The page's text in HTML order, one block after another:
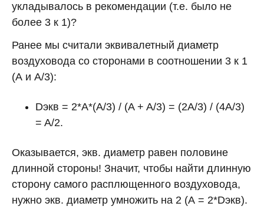
укладывалось в рекомендации (т.е. было не
более 3 к 1)?
Ранее мы считали эквивалетный диаметр
воздуховода со сторонами в соотношении 3 к 1
(А и А/3):
Dэкв = 2*A*(A/3) / (A + A/3) = (2A/3) / (4A/3)
= A/2.
Оказывается, экв. диаметр равен половине
длинной стороны! Значит, чтобы найти длинную
сторону самого расплющенного воздуховода,
нужно экв. диаметр умножить на 2 (А = 2*Dэкв).